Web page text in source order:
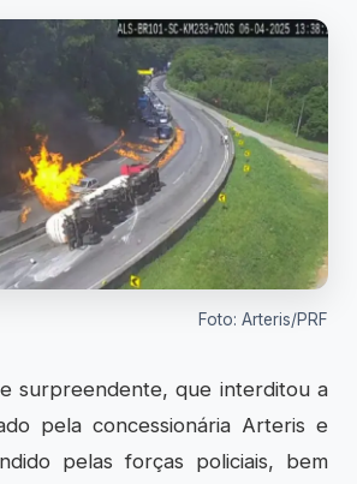
Foto: Arteris/PRF
surpreendente, que interditou a
pela concessionária Arteris e
pelas forças policiais, bem